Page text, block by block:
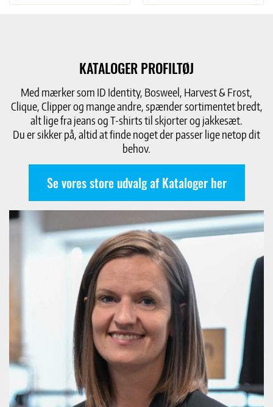
KATALOGER PROFILTØJ
Med mærker som ID Identity, Bosweel, Harvest & Frost,
Clique, Clipper og mange andre, spænder sortimentet bredt,
alt lige fra jeans og T-shirts til skjorter og jakkesæt.
Du er sikker på, altid at finde noget der passer lige netop dit
behov.
Se vores store udvalg af Kataloger her